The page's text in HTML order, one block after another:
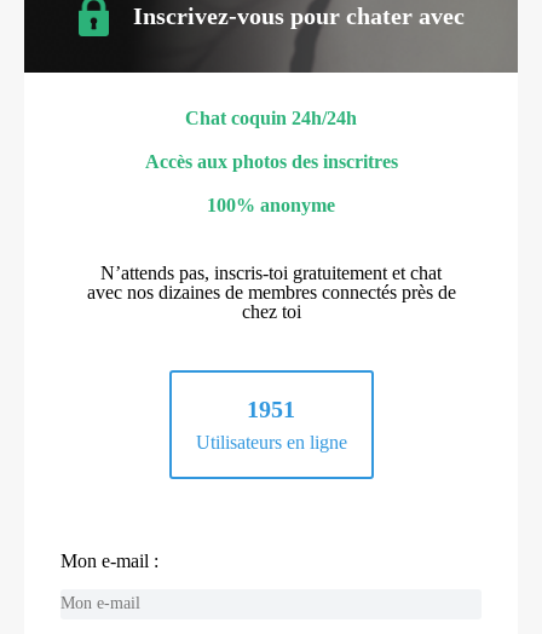
Inscrivez-vous pour chater avec
Chat coquin 24h/24h
Accès aux photos des inscritres
100% anonyme
N’attends pas, inscris-toi gratuitement et chat
avec nos dizaines de membres connectés près de
chez toi
1951
Utilisateurs en ligne
Mon e-mail :